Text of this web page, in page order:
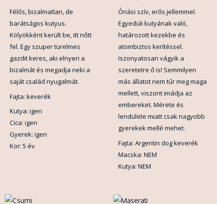
Félős, bizalmatlan, de
barátságos kutyus.
Kölyökként került be, itt nőtt
fel. Egy szuper türelmes
gazdit keres, aki elnyeri a
bizalmát és megadja neki a
saját család nyugalmát.
Fajta: keverék
Kutya: igen
Cica: igen
Gyerek: igen
Kor: 5 év
Óriási szív, erős jellemmel.
Egyedüli kutyának való,
határozott kezekbe és
atombiztos kerítéssel.
Iszonyatosan vágyik a
szeretetre ő is! Semmilyen
más állatot nem tűr meg maga
mellett, viszont imádja az
embereket. Mérete és
lendülete miatt csak nagyobb
gyerekek mellé mehet.
Fajta: Argentin dog keverék
Macska: NEM
Kutya: NEM